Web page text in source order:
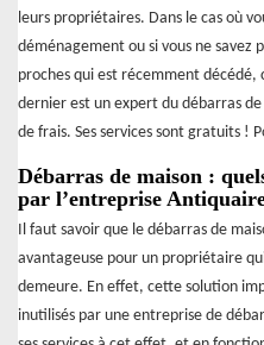
leurs propriétaires. Dans le cas où
déménagement ou si vous ne savez
proches qui est récemment
dernier est un expert du débarras
de frais. Ses services sont gratuits !
Débarras de maison :
par l’entreprise
Il faut savoir que le débarras de
avantageuse pour un propriétaire
demeure. En effet, cette solution
inutilisés par une entreprise de